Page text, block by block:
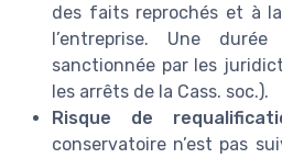
des faits reprochés et à
l’entreprise. Une
sanctionnée par les
les arrêts de la Cass. soc.).
Risque de
conservatoire n’est pas